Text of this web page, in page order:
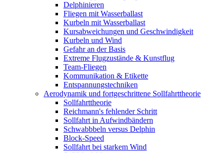
Delphinieren
Fliegen mit Wasserballast
Kurbeln mit Wasserballast
Kursabweichungen und Geschwindigkeit
Kurbeln und Wind
Gefahr an der Basis
Extreme Flugzustände & Kunstflug
Team-Fliegen
Kommunikation & Etikette
Entspannungstechniken
Aerodynamik und fortgeschrittene Sollfahrttheorie
Sollfahrttheorie
Reichmann's fehlender Schritt
Sollfahrt in Aufwindbändern
Schwabbbeln versus Delphin
Block-Speed
Sollfahrt bei starkem Wind